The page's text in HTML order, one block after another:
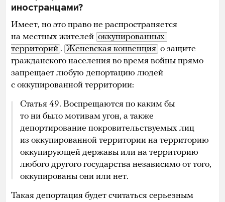
иностранцами?
Имеет, но это право не распространяется
на местных жителей оккупированных
территорий . Женевская конвенция о защите
гражданского населения во время войны прямо
запрещает любую депортацию людей
с оккупированной территории:
Статья 49. Воспрещаются по каким бы
то ни было мотивам угон, а также
депортирование покровительствуемых лиц
из оккупированной территории на территорию
оккупирующей державы или на территорию
любого другого государства независимо от того,
оккупированы они или нет.
Такая депортация будет считаться серьезным